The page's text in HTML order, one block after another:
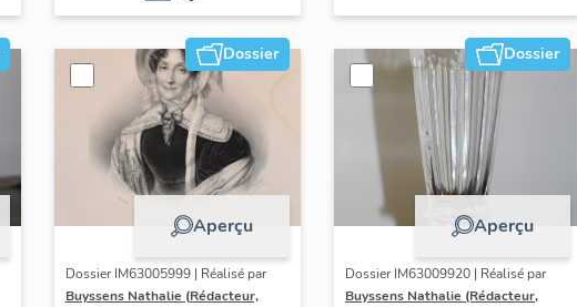
Dossier
Aperçu
Dossier IM63005999 | Réalisé par
Buyssens Nathalie (Rédacteur,
Dossier
Aperçu
Dossier IM63009920 | Réalisé par
Buyssens Nathalie (Rédacteur,